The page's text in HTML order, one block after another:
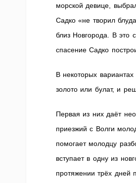
морской девице,
Садко «не творил
близ Новгорода. В это
спасение Садко
В некоторых
золото или булат, и
Первая из них даёт
приезжий с Волги
помогает молодцу
вступает в одну из
протяжении трёх дней